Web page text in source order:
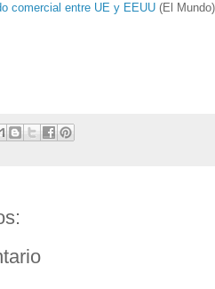
comercial entre UE y EEUU (El Mundo)